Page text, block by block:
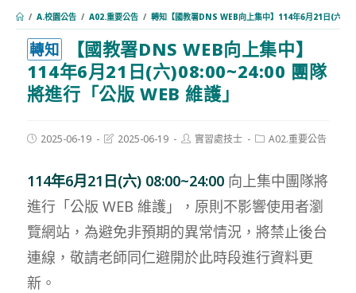
/ A.校園公告 / A02.重要公告 / 轉知【國教署DNS WEB向上集中】114年6月21日(六
轉知
【國教署DNS WEB向上集中】
114年6月21日(六)08:00~24:00 團隊
將進行「公版 WEB 維護」
Post2025-06-19
Post2025-06-19
Post實習處技士
PostA02.重要公告
114年6月21日(六) 08:00~24:00向上集中團隊將
進行「公版 WEB 維護」，原則不影響使用者瀏
覽網站，為避免非預期的異常情況，將禁止後台
連線，敬請老師同仁避開於此時段進行資料更
新。